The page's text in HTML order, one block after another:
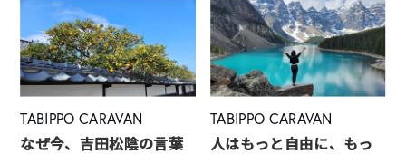
TABIPPO CARAVAN
なぜ今、吉田松陰の言葉
TABIPPO CARAVAN
人はもっと自由に、もっ